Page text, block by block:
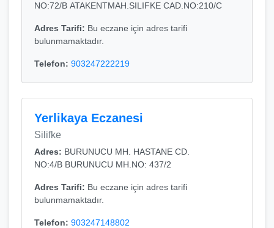
NO:72/B ATAKENTMAH.SILIFKE CAD.NO:210/C
Adres Tarifi: Bu eczane için adres tarifi
bulunmamaktadır.
Telefon: 903247222219
Yerlikaya Eczanesi
Silifke
Adres: BURUNUCU MH. HASTANE CD.
NO:4/B BURUNUCU MH.NO: 437/2
Adres Tarifi: Bu eczane için adres tarifi
bulunmamaktadır.
Telefon: 903247148802